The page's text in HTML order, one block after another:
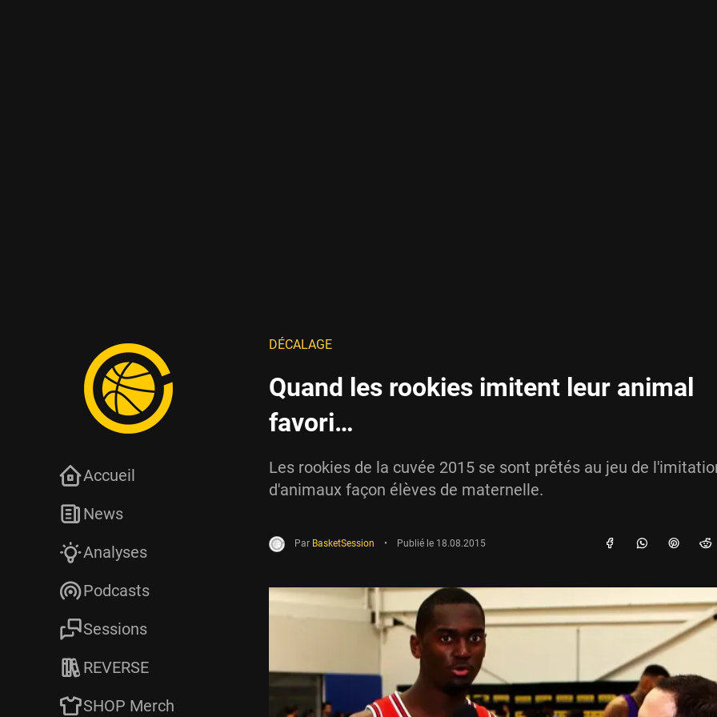
DÉCALAGE
Quand les rookies imitent leur animal
favori…
Les rookies de la cuvée 2015 se sont prêtés au jeu de
d'animaux façon élèves de maternelle.
Par BasketSession • Publié le 18.08.2015
Accueil
News
Analyses
Podcasts
Sessions
REVERSE
SHOP Merch